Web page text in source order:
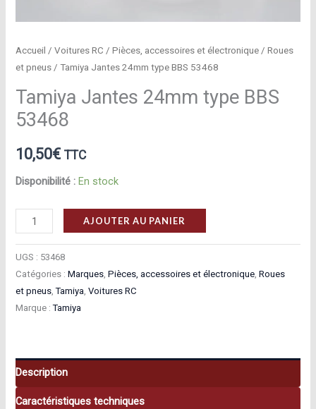
Accueil /Voitures RC /Pièces, accessoires et électronique /Roues
et pneus / Tamiya Jantes 24mm type BBS 53468
Tamiya Jantes 24mm type BBS
53468
10,50€ TTC
Disponibilité : En stock
quantité
de
Tamiya
Jantes
24mm
type
AJOUTER AU PANIER
UGS : 53468
Catégories :Marques,Pièces, accessoires et électronique,Roues
et pneus,Tamiya,Voitures RC
Marque :Tamiya
Description
Caractéristiques techniques